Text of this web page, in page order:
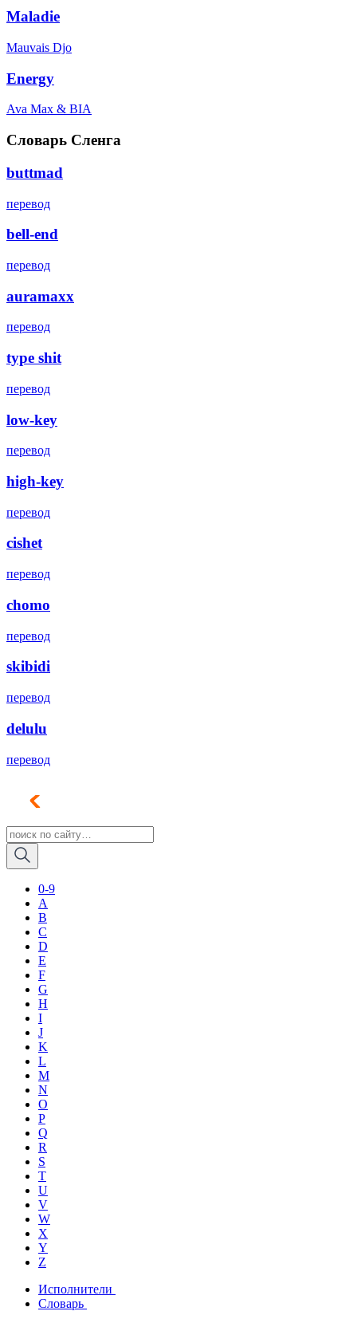
Maladie
Mauvais Djo
Energy
Ava Max & BIA
Словарь Сленга
buttmad
перевод
bell-end
перевод
auramaxx
перевод
type shit
перевод
low-key
перевод
high-key
перевод
cishet
перевод
chomo
перевод
skibidi
перевод
delulu
перевод
0-9
A
B
C
D
E
F
G
H
I
J
K
L
M
N
O
P
Q
R
S
T
U
V
W
X
Y
Z
Исполнители
Словарь